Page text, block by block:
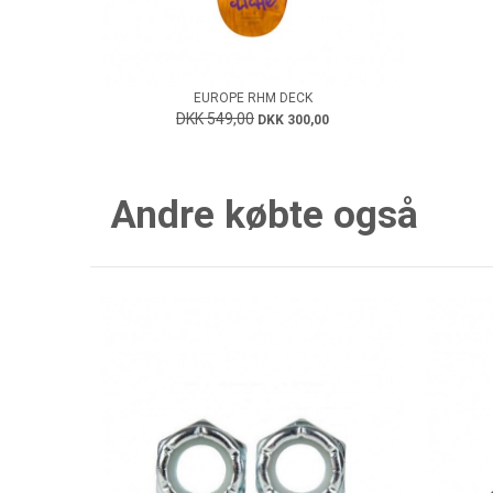
EUROPE RHM DECK
DKK 549,00 DKK 300,00
Andre købte også